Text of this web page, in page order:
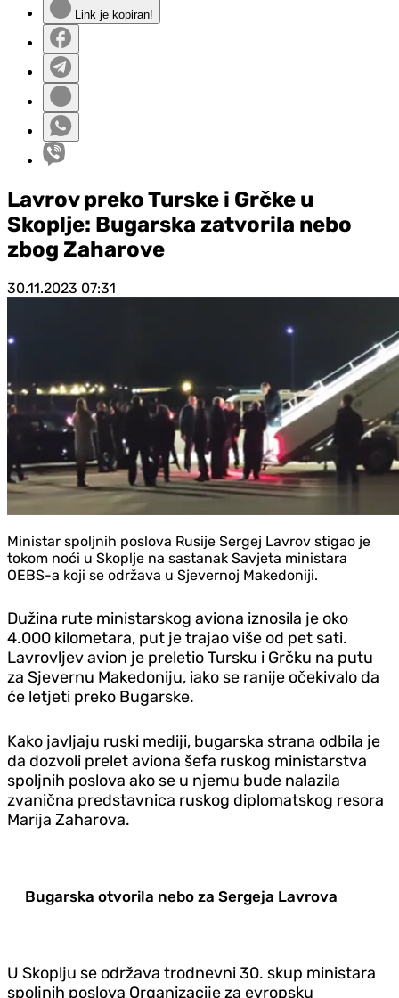
Link je kopiran!
Lavrov preko Turske i Grčke u
Skoplje: Bugarska zatvorila nebo
zbog Zaharove
30.11.2023 07:31
Ministar spoljnih poslova Rusije Sergej Lavrov stigao je
tokom noći u Skoplje na sastanak Savjeta ministara
OEBS-a koji se održava u Sjevernoj Makedoniji.
Dužina rute ministarskog aviona iznosila je oko
4.000 kilometara, put je trajao više od pet sati.
Lavrovljev avion je preletio Tursku i Grčku na putu
za Sjevernu Makedoniju, iako se ranije očekivalo da
će letjeti preko Bugarske.
Kako javljaju ruski mediji, bugarska strana odbila je
da dozvoli prelet aviona šefa ruskog ministarstva
spoljnih poslova ako se u njemu bude nalazila
zvanična predstavnica ruskog diplomatskog resora
Marija Zaharova.
Bugarska otvorila nebo za Sergeja Lavrova
U Skoplju se održava trodnevni 30. skup ministara
spoljnih poslova Organizacije za evropsku